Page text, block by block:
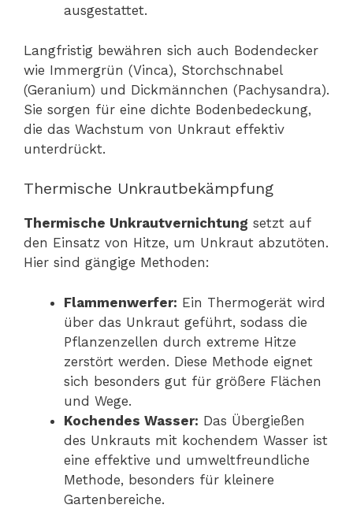
ausgestattet.
Langfristig bewähren sich auch Bodendecker
wie Immergrün (Vinca), Storchschnabel
(Geranium) und Dickmännchen (Pachysandra).
Sie sorgen für eine dichte Bodenbedeckung,
die das Wachstum von Unkraut effektiv
unterdrückt.
Thermische Unkrautbekämpfung
Thermische Unkrautvernichtung setzt auf
den Einsatz von Hitze, um Unkraut abzutöten.
Hier sind gängige Methoden:
Flammenwerfer: Ein Thermogerät wird
über das Unkraut geführt, sodass die
Pflanzenzellen durch extreme Hitze
zerstört werden. Diese Methode eignet
sich besonders gut für größere Flächen
und Wege.
Kochendes Wasser: Das Übergießen
des Unkrauts mit kochendem Wasser ist
eine effektive und umweltfreundliche
Methode, besonders für kleinere
Gartenbereiche.